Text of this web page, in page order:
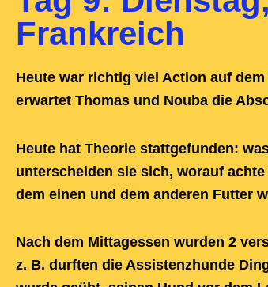
Frankreich
Heute war richtig viel Action auf dem
erwartet Thomas und Nouba die
Heute hat Theorie stattgefunden:
unterscheiden sie sich, worauf
dem einen und dem anderen Futter
Nach dem Mittagessen wurden 2
z. B. durften die Assistenzhunde